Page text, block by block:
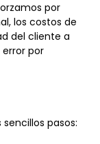
por
los costos de
del cliente a
por
pasos: